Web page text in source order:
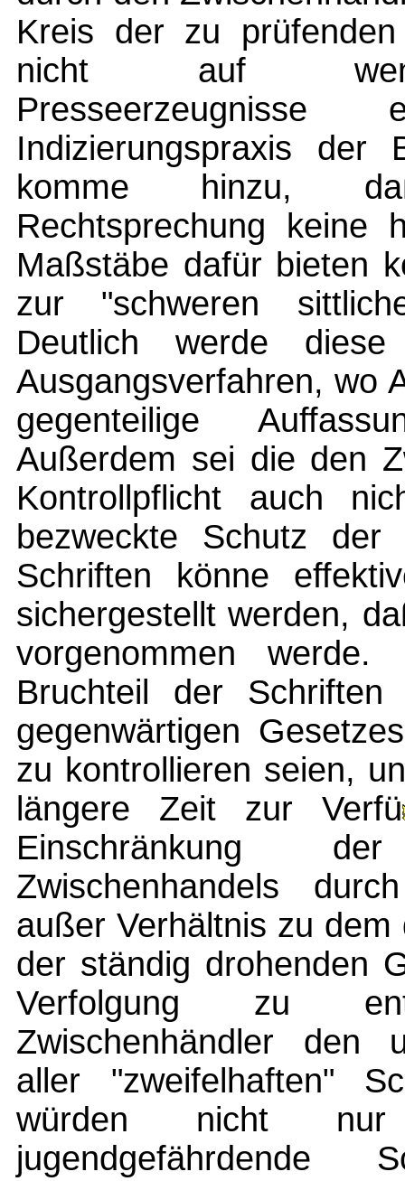
Kreis der zu
nicht auf
Indizierungspraxis der
komme hinzu,
Rechtsprechung keine
Maßstäbe dafür bieten
zur "schweren
Deutlich werde
Ausgangsverfahren, wo
gegenteilige
Außerdem sei die den
Kontrollpflicht auch
bezweckte Schutz der
Schriften könne
sichergestellt werden,
vorgenommen
Bruchteil der
gegenwärtigen
zu kontrollieren seien,
längere Zeit zur Verfü
Einschränkung
Zwischenhandels
außer Verhältnis zu
der ständig drohenden
Verfolgung zu
Zwischenhändler den
aller "zweifelhaften"
würden nicht nur